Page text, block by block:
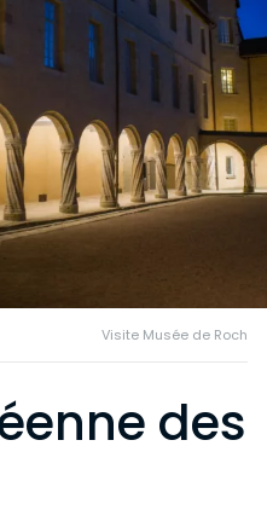
Visite Musée de Roch
des